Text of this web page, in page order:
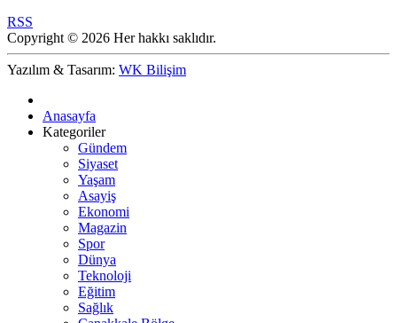
RSS
Copyright © 2026 Her hakkı saklıdır.
Yazılım & Tasarım: WK Bilişim
Anasayfa
Kategoriler
Gündem
Siyaset
Yaşam
Asayiş
Ekonomi
Magazin
Spor
Dünya
Teknoloji
Eğitim
Sağlık